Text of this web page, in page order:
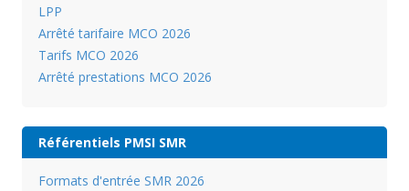
LPP
Arrêté tarifaire MCO 2026
Tarifs MCO 2026
Arrêté prestations MCO 2026
Référentiels PMSI SMR
Formats d'entrée SMR 2026